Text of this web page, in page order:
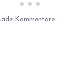
Kommentare...